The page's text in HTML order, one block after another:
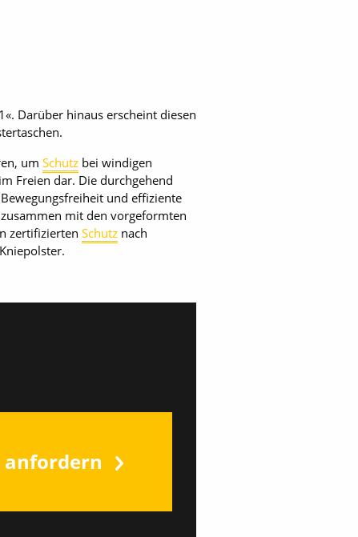
Darüber hinaus erscheint diesen
um Schutz bei windigen
Freien dar. Die durchgehend
und effiziente
mit den vorgeformten
zertifizierten Schutz nach
anfordern